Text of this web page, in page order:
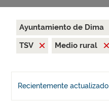
Ayuntamiento de Dima
TSV
Medio rural
Recientemente actualizado